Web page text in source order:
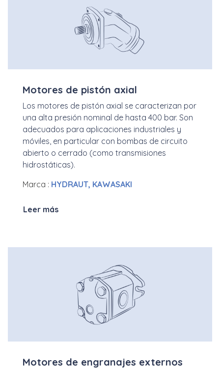
Motores de pistón axial
Los motores de pistón axial se caracterizan por
una alta presión nominal de hasta 400 bar. Son
adecuados para aplicaciones industriales y
móviles, en particular con bombas de circuito
abierto o cerrado (como transmisiones
hidrostáticas).
Marca : HYDRAUT, KAWASAKI
Leer más
Motores de engranajes externos